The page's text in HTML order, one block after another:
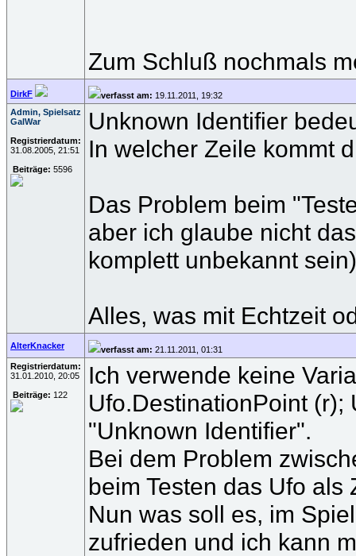
Zum Schluß nochmals
DirkF verfasst am: 19.11.2011, 19:32
Admin, Spielsatz
GalWar
Registrierdatum:
31.08.2005, 21:51
Beiträge: 5596
Unknown Identifier
In welcher Zeile kommt
Das Problem beim
aber ich glaube nicht
komplett unbekannt
Alles, was mit Echtzeit
AlterKnacker verfasst am: 21.11.2011, 01:31
Registrierdatum:
31.01.2010, 20:05
Beiträge: 122
Ich verwende keine
Ufo.DestinationPoint
"Unknown Identifier".
Bei dem Problem
beim Testen das Ufo
Nun was soll es, im
zufrieden und ich kann